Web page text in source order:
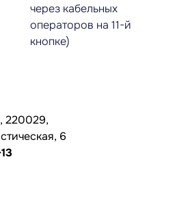
через кабельных
операторов на 11-й
кнопке)
220029,
6